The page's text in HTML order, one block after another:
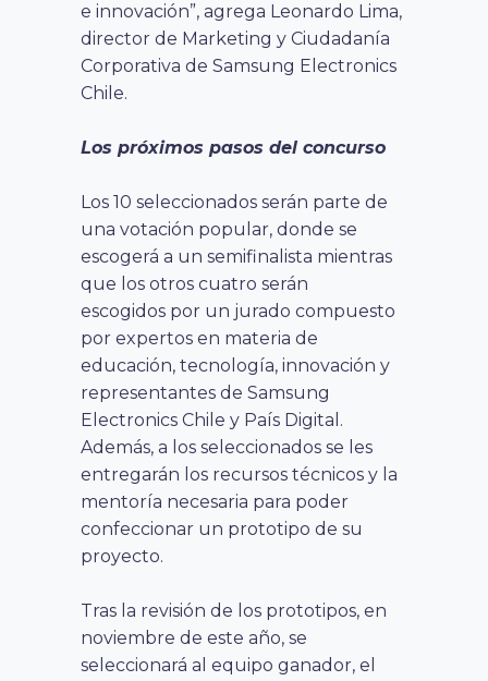
e innovación”, agrega Leonardo Lima,
director de Marketing y Ciudadanía
Corporativa de Samsung Electronics
Chile.
Los próximos pasos del concurso
Los 10 seleccionados serán parte de
una votación popular, donde se
escogerá a un semifinalista mientras
que los otros cuatro serán
escogidos por un jurado compuesto
por expertos en materia de
educación, tecnología, innovación y
representantes de Samsung
Electronics Chile y País Digital.
Además, a los seleccionados se les
entregarán los recursos técnicos y la
mentoría necesaria para poder
confeccionar un prototipo de su
proyecto.
Tras la revisión de los prototipos, en
noviembre de este año, se
seleccionará al equipo ganador, el